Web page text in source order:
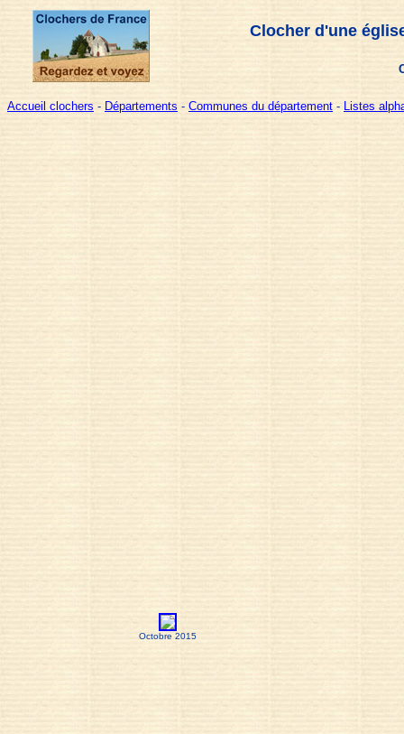
Clocher d'une
Accueil clochers - Départements - Communes du département - Listes
Octobre 2015